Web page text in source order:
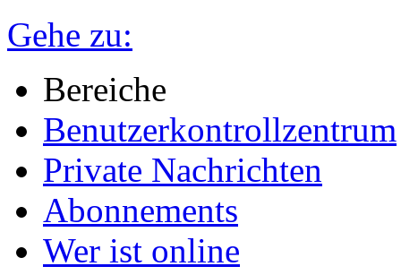
Gehe zu:
Bereiche
Benutzerkontrollzentrum
Private Nachrichten
Abonnements
Wer ist online